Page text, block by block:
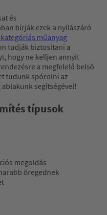
és
bírják ezek a nyílászáró
kategóriás műanyag
tudják biztosítani a
hogy ne kelljen annyit
a megfelelő belső
tudunk spórolni az
segítségével!
típusok
megoldás
öregednek